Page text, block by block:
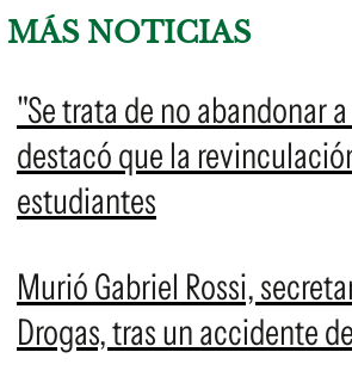
MÁS NOTICIAS
"Se trata de no abandonar
destacó que la
estudiantes
Murió Gabriel Rossi,
Drogas, tras un accidente